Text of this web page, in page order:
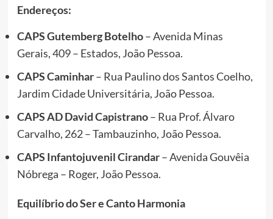
Endereços:
CAPS Gutemberg Botelho– Avenida Minas
Gerais, 409 – Estados, João Pessoa.
CAPS Caminhar– Rua Paulino dos Santos Coelho,
Jardim Cidade Universitária, João Pessoa.
CAPS AD David Capistrano– Rua Prof. Álvaro
Carvalho, 262 – Tambauzinho, João Pessoa.
CAPS Infantojuvenil Cirandar– Avenida Gouvêia
Nóbrega – Roger, João Pessoa.
Equilíbrio do Ser e Canto Harmonia